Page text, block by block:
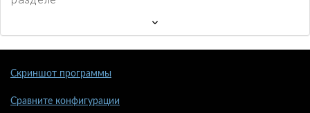
Скриншот программы
Сравните конфигурации